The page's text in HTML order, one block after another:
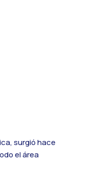
surgió hace
el área